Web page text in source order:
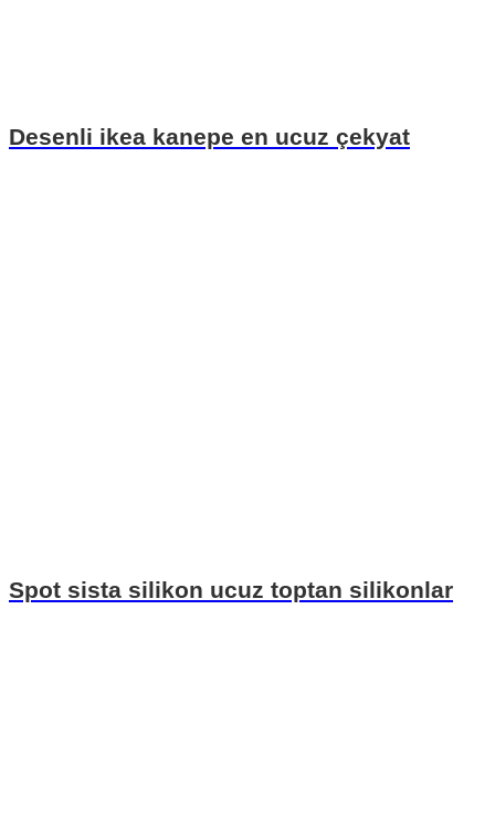
Desenli ikea kanepe en ucuz çekyat
Spot sista silikon ucuz toptan silikonlar